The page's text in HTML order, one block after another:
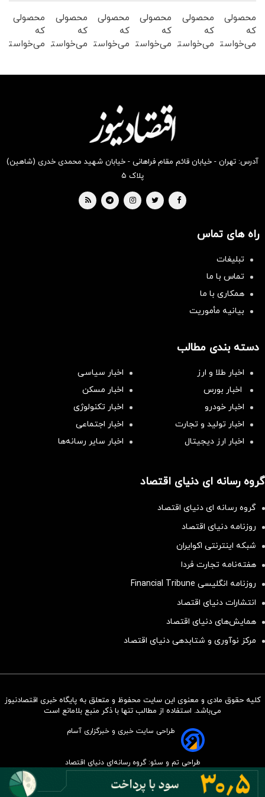
سرمایه‌گذاری همسنگ با شاخص
محصولی
که
می‌خواستی
محصولی
که
می‌خواستی
محصولی
که
می‌خواستی
بخر !
محصولی
که
می‌خواستی
بخر !
محصولی
که
می‌خواستی
محصولی
که
می‌خواستی
آدرس: تهران - خیابان قائم مقام فراهانی - خیابان شهید محمدی خدری (شاهین)
پلاک ۵
راه های تماس
تبلیغات
تماس با ما
همکاری با ما
بیانیه مأموریت
دسته بندی مطالب
اخبار طلا و ارز
اخبار سیاسی
اخبار بورس
اخبار مسکن
اخبار خودرو
اخبار تکنولوژی
اخبار تولید و تجارت
اخبار اجتماعی
اخبار ارز دیجیتال
اخبار سایر رسانه‌‌ها
گروه رسانه ای دنیای اقتصاد
گروه رسانه ای دنیای اقتصاد
روزنامه دنیای اقتصاد
شبکه اینترنتی اکوایران
هفته‌نامه تجارت فردا
روزنامه انگلیسی Financial Tribune
انتشارات دنیای اقتصاد
همایش‌های دنیای اقتصاد
مرکز نوآوری و شتابدهی دنیای اقتصاد
کلیه حقوق مادی و معنوی این سایت محفوظ و متعلق به پایگاه خبری اقتصادنیوز
می‌باشد. استفاده از مطالب تنها با ذکر منبع بلامانع است
طراحی سایت خبری و خبرگزاری آسام
طراحی تم و سئو: گروه رسانه‌ای دنیای اقتصاد